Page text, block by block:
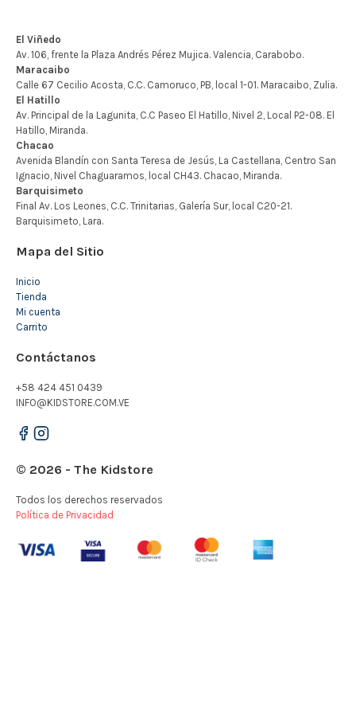
Mapa del Sitio
Inicio
Tienda
Mi cuenta
Carrito
Contáctanos
+58 424 451 0439
INFO@KIDSTORE.COM.VE
© 2026 - The Kidstore
Todos los derechos reservados
Política de Privacidad